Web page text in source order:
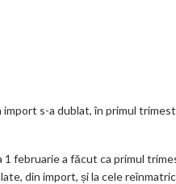
p
m
import s-a dublat, în primul
1 februarie a făcut ca primul
din import, și la cele